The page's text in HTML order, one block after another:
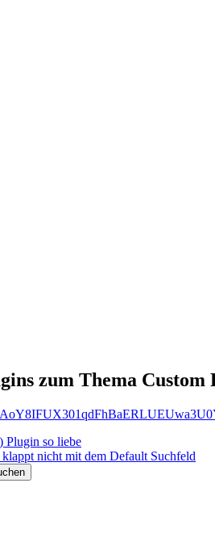
zum Thema
Plugin so liebe
nicht mit dem Default Suchfeld